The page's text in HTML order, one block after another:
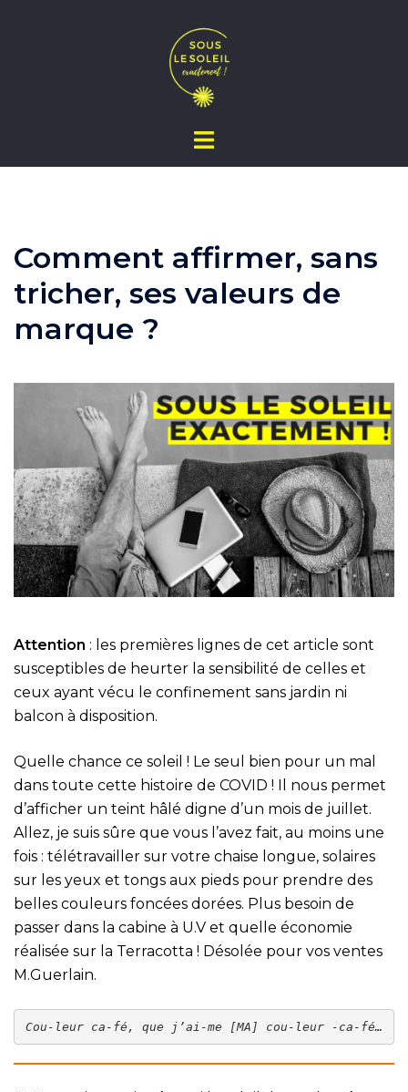
Comment affirmer, sans
tricher, ses valeurs de
marque ?
Attention : les premières lignes de cet article sont
susceptibles de heurter la sensibilité de celles et
ceux ayant vécu le confinement sans jardin ni
balcon à disposition.
Quelle chance ce soleil ! Le seul bien pour un mal
dans toute cette histoire de COVID ! Il nous permet
d’afficher un teint hâlé digne d’un mois de juillet.
Allez, je suis sûre que vous l’avez fait, au moins une
fois : télétravailler sur votre chaise longue, solaires
sur les yeux et tongs aux pieds pour prendre des
belles couleurs foncées dorées. Plus besoin de
passer dans la cabine à U.V et quelle économie
réalisée sur la Terracotta ! Désolée pour vos ventes
M.Guerlain.
Cou-leur ca-fé, que j’ai-me [MA] cou-leur -ca-fé…